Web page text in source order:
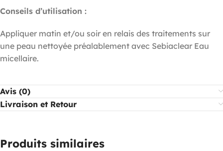
Conseils d’utilisation :
Appliquer matin et/ou soir en relais des traitements sur
une peau nettoyée préalablement avec Sebiaclear Eau
micellaire.
Avis (0)
Livraison et Retour
Produits similaires